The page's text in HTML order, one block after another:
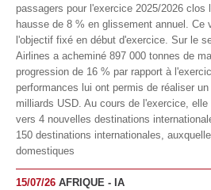
passagers pour l'exercice 2025/2026
hausse de 8 % en glissement annuel. Ce
l'objectif fixé en début d'exercice. Sur le
Airlines a acheminé 897 000 tonnes de
progression de 16 % par rapport à
performances lui ont permis de réaliser
milliards USD. Au cours de l'exercice,
vers 4 nouvelles destinations
150 destinations internationales,
domestiques
15/07/26 AFRIQUE - IA